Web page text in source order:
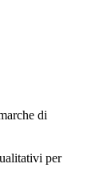
di
per